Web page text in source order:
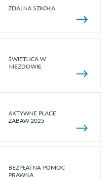
ZDALNA SZKOŁA
ŚWIETLICA W
NIEZDOWIE
AKTYWNE PLACE
ZABAW 2025
BEZPŁATNA POMOC
PRAWNA